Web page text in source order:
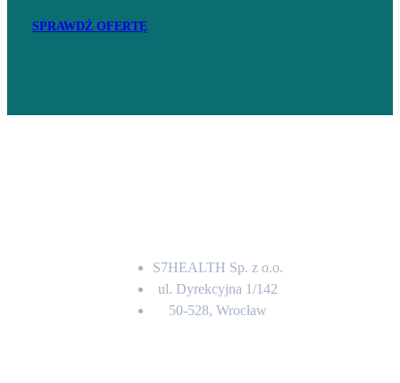
SPRAWDŹ OFERTĘ
S7HEALTH Sp. z o.o.
ul. Dyrekcyjna 1/142
50-528, Wrocław